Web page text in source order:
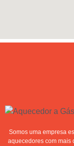
Somos uma empresa
aquecedores com mais